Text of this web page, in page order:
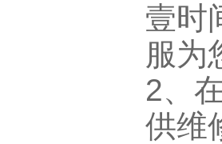
壹时
服为
2、
供维